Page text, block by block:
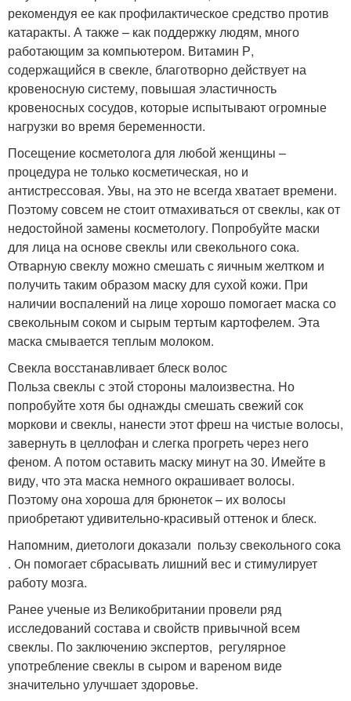
рекомендуя ее как профилактическое средство против
катаракты. А также – как поддержку людям, много
работающим за компьютером. Витамин Р,
содержащийся в свекле, благотворно действует на
кровеносную систему, повышая эластичность
кровеносных сосудов, которые испытывают огромные
нагрузки во время беременности.
Посещение косметолога для любой женщины –
процедура не только косметическая, но и
антистрессовая. Увы, на это не всегда хватает времени.
Поэтому совсем не стоит отмахиваться от свеклы, как от
недостойной замены косметологу. Попробуйте маски
для лица на основе свеклы или свекольного сока.
Отварную свеклу можно смешать с яичным желтком и
получить таким образом маску для сухой кожи. При
наличии воспалений на лице хорошо помогает маска со
свекольным соком и сырым тертым картофелем. Эта
маска смывается теплым молоком.
Свекла восстанавливает блеск волос
Польза свеклы с этой стороны малоизвестна. Но
попробуйте хотя бы однажды смешать свежий сок
моркови и свеклы, нанести этот фреш на чистые волосы,
завернуть в целлофан и слегка прогреть через него
феном. А потом оставить маску минут на 30. Имейте в
виду, что эта маска немного окрашивает волосы.
Поэтому она хороша для брюнеток – их волосы
приобретают удивительно-красивый оттенок и блеск.
Напомним, диетологи доказали пользу свекольного сока
. Он помогает сбрасывать лишний вес и стимулирует
работу мозга.
Ранее ученые из Великобритании провели ряд
исследований состава и свойств привычной всем
свеклы. По заключению экспертов, регулярное
употребление свеклы в сыром и вареном виде
значительно улучшает здоровье.